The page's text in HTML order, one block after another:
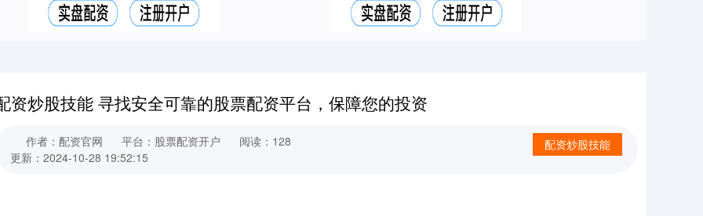
资炒股技能 寻找安全可靠的股票配资平台，保障您的投资
配资炒股技能
作者：配资官网 平台：股票配资开户
阅读：128
更新：2024-10-28 19:52:15